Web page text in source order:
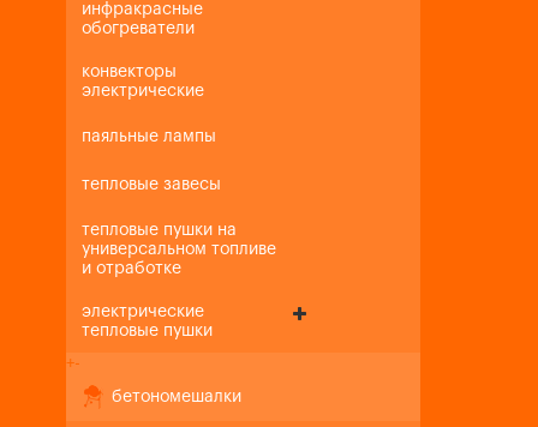
инфракрасные
обогреватели
конвекторы
электрические
паяльные лампы
тепловые завесы
тепловые пушки на
универсальном топливе
и отработке
электрические
тепловые пушки
+-
бетономешалки